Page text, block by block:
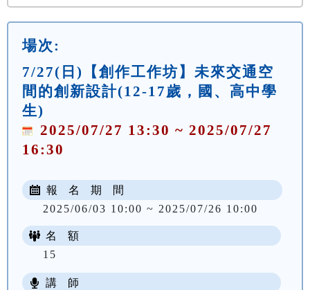
場次:
7/27(日)【創作工作坊】未來交通空
間的創新設計(12-17歲，國、高中學
生)
2025/07/27 13:30 ~ 2025/07/27
16:30
報 名 期 間
2025/06/03 10:00 ~ 2025/07/26 10:00
名 額
15
講 師